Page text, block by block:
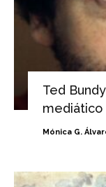
Ted
mediático
Mónica G.